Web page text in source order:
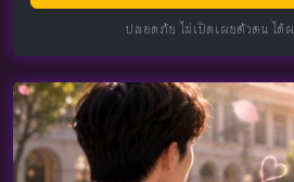
ปลอดภัย ไม่เปิดเผยตัวตน ได้